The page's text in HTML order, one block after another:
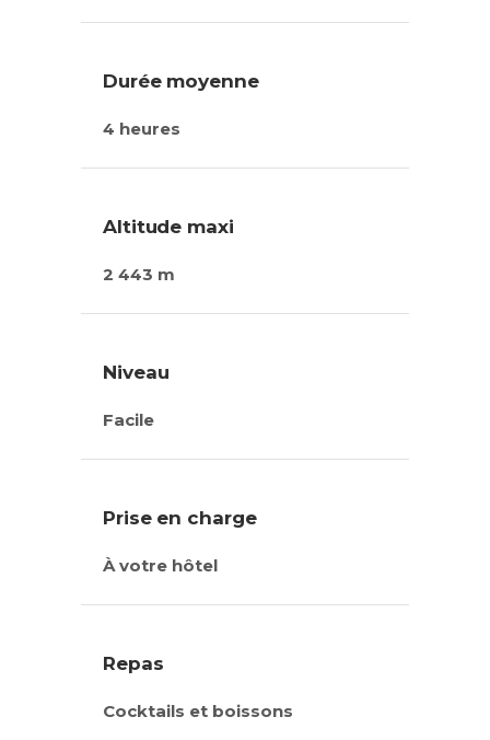
Durée moyenne
4 heures
Altitude maxi
2 443 m
Niveau
Facile
Prise en charge
À votre hôtel
Repas
Cocktails et boissons